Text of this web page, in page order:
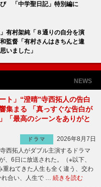
「中学聖日記」特別編に
有村架純「８通りの自分を演
監督「有村さんはきちんと違
いました」
NEWS
ト」“澄晴”寺西拓人の告白
集まる 「真っすぐな告白が
「最高のシーンをありがと
ドラマ
2026年8月7日
西拓人がダブル主演するドラマ
、6日に放送された。（※以下、
ねてきた人生も全く違う、交わ
合い、人生で … 続きを読む